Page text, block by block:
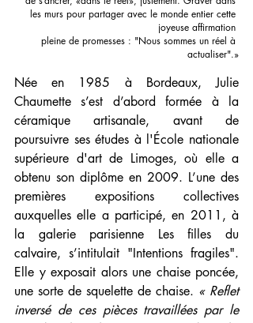
les murs pour partager avec le monde entier cette
joyeuse affirmation
pleine de promesses : "Nous sommes un réel à
actualiser".»
Née en 1985 à Bordeaux, Julie
Chaumette s’est d’abord formée à la
céramique artisanale, avant de
poursuivre ses études à l'École nationale
supérieure d'art de Limoges, où elle a
obtenu son diplôme en 2009. L’une des
premières expositions collectives
auxquelles elle a participé, en 2011, à
la galerie parisienne Les filles du
calvaire, s’intitulait "Intentions fragiles".
Elle y exposait alors une chaise poncée,
une sorte de squelette de chaise. « Reflet
inversé de ces pièces travaillées par le